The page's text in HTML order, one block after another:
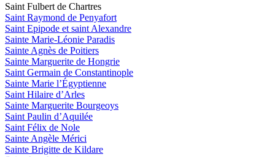
Saint Fulbert de Chartres
Saint Raymond de Penyafort
Saint Epipode et saint Alexandre
Sainte Marie-Léonie Paradis
Sainte Agnès de Poitiers
Sainte Marguerite de Hongrie
Saint Germain de Constantinople
Sainte Marie l’Égyptienne
Saint Hilaire d’Arles
Sainte Marguerite Bourgeoys
Saint Paulin d’Aquilée
Saint Félix de Nole
Sainte Angèle Mérici
Sainte Brigitte de Kildare